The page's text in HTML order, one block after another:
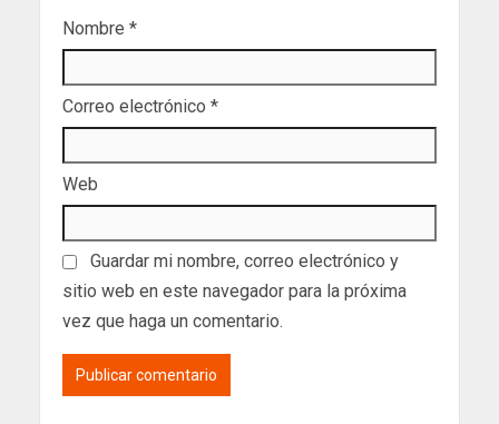
Nombre *
Correo electrónico *
Web
Guardar mi nombre, correo electrónico y
sitio web en este navegador para la próxima
vez que haga un comentario.